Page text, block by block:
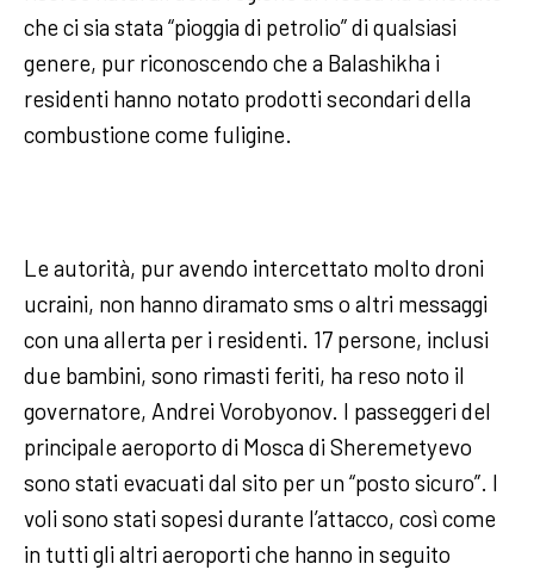
che ci sia stata “pioggia di petrolio” di qualsiasi
genere, pur riconoscendo che a Balashikha i
residenti hanno notato prodotti secondari della
combustione come fuligine.
Le autorità, pur avendo intercettato molto droni
ucraini, non hanno diramato sms o altri messaggi
con una allerta per i residenti. 17 persone, inclusi
due bambini, sono rimasti feriti, ha reso noto il
governatore, Andrei Vorobyonov. I passeggeri del
principale aeroporto di Mosca di Sheremetyevo
sono stati evacuati dal sito per un “posto sicuro”. I
voli sono stati sopesi durante l’attacco, così come
in tutti gli altri aeroporti che hanno in seguito